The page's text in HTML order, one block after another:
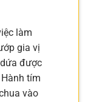
làm
gia vị
được
tím
vào